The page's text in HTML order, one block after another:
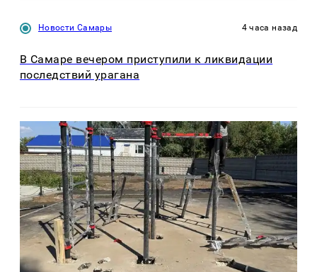
Новости Самары 4 часа назад
В Самаре вечером приступили к ликвидации
последствий урагана